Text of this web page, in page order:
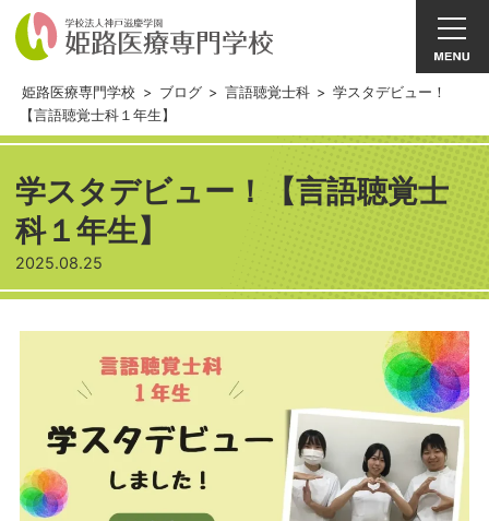
姫路医療専門学校 > ブログ > 言語聴覚士科 > 学スタデビュー！
【言語聴覚士科１年生】
学スタデビュー！【言語聴覚士
科１年生】
2025.08.25